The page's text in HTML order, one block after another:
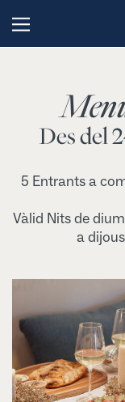
Des del
5 Entrants a
Vàlid Nits de
a